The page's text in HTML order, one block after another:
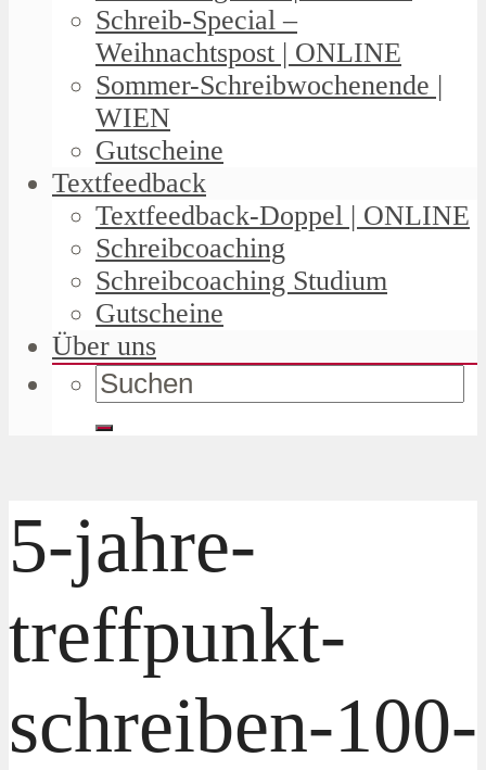
Schreib-Special –
Weihnachtspost | ONLINE
Sommer-Schreibwochenende |
WIEN
Gutscheine
Textfeedback
Textfeedback-Doppel | ONLINE
Schreibcoaching
Schreibcoaching Studium
Gutscheine
Über uns
5-jahre-
treffpunkt-
schreiben-100-